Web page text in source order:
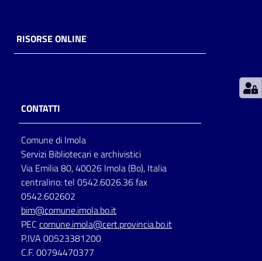
storico
per
lettura
Seguici
su
RISORSE ONLINE
CONTATTI
Comune di Imola
Servizi Bibliotecari e archivistici
Via Emilia 80, 40026 Imola (Bo), Italia
centralino: tel 0542.6026.36 fax
0542.602602
bim@comune.imola.bo.it
PEC comune.imola@cert.provincia.bo.it
P.IVA 00523381200
C.F. 00794470377